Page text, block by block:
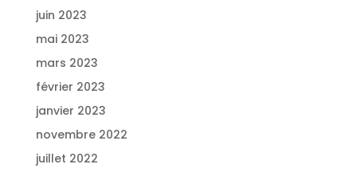
juin 2023
mai 2023
mars 2023
février 2023
janvier 2023
novembre 2022
juillet 2022